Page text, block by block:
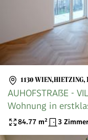
1130 WIEN,HIETZING,
AUHOFSTRAßE -
Wohnung in
84.77 m² 3